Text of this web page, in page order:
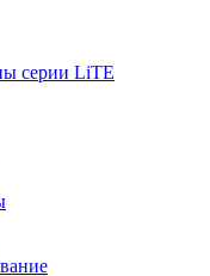
серии LiTE